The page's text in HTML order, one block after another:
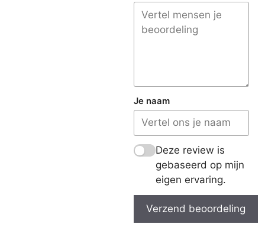
Je naam
Deze review is
gebaseerd op mijn
eigen ervaring.
Verzend beoordeling